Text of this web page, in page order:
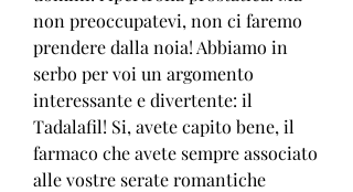
non preoccupatevi, non ci faremo
prendere dalla noia! Abbiamo in
serbo per voi un argomento
interessante e divertente: il
Tadalafil! Si, avete capito bene, il
farmaco che avete sempre associato
alle vostre serate romantiche